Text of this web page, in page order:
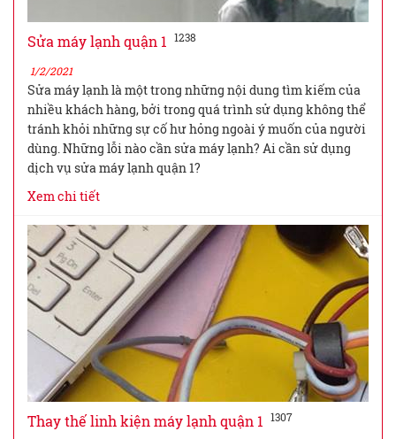
Sửa máy lạnh quận 1 1238
1/2/2021
Sửa máy lạnh là một trong những nội dung tìm kiếm của
nhiều khách hàng, bởi trong quá trình sử dụng không thể
tránh khỏi những sự cố hư hỏng ngoài ý muốn của người
dùng. Những lỗi nào cần sửa máy lạnh? Ai cần sử dụng
dịch vụ sửa máy lạnh quận 1?
Xem chi tiết
Thay thế linh kiện máy lạnh quận 1 1307